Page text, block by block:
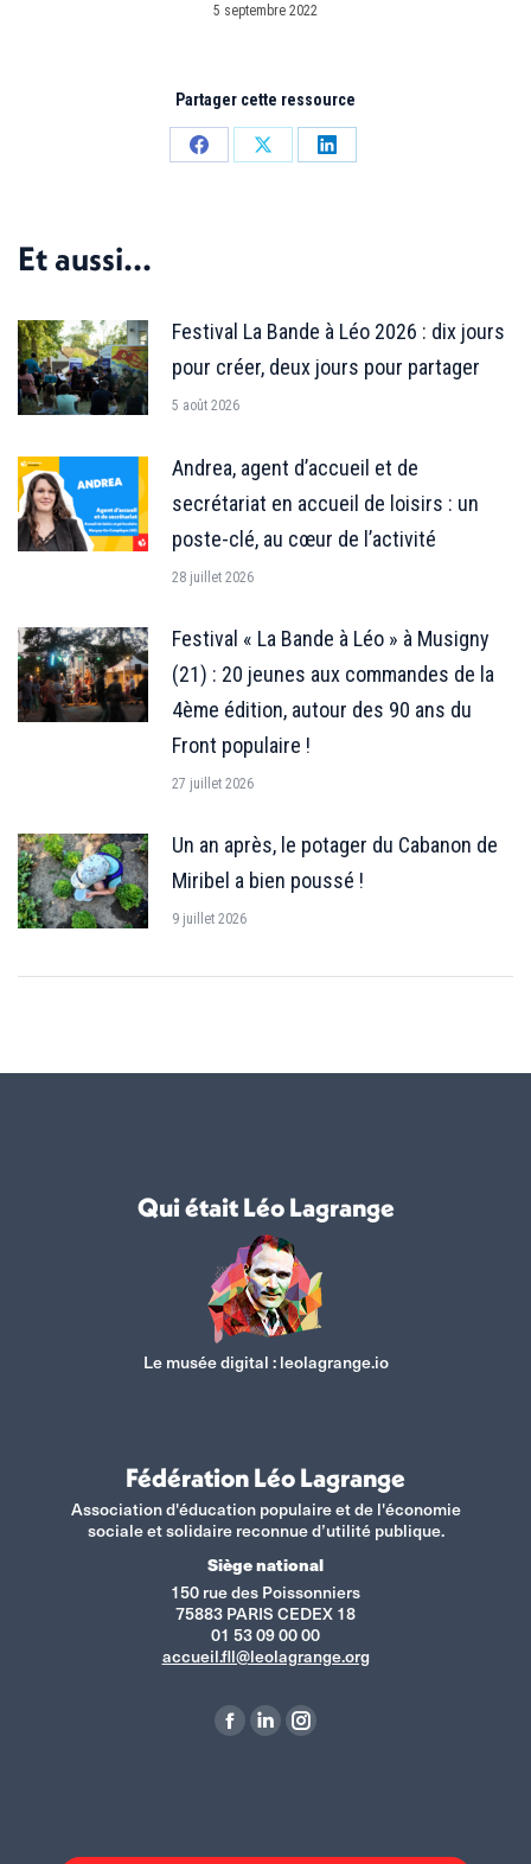
5 septembre 2022
Partager cette ressource
PartagerPartagerPartager
Et aussi...
Festival La Bande à Léo 2026 : dix jours
pour créer, deux jours pour partager
5 août 2026
Andrea, agent d’accueil et de
secrétariat en accueil de loisirs : un
poste-clé, au cœur de l’activité
28 juillet 2026
Festival « La Bande à Léo » à Musigny
(21) : 20 jeunes aux commandes de la
4ème édition, autour des 90 ans du
Front populaire !
27 juillet 2026
Un an après, le potager du Cabanon de
Miribel a bien poussé !
9 juillet 2026
Qui était Léo Lagrange
Le musée digital :leolagrange.io
Fédération Léo Lagrange
Association d'éducation populaire et de l'économie
sociale et solidaire reconnue d’utilité publique.
Siège national
150 rue des Poissonniers
75883 PARIS CEDEX 18
01 53 09 00 00
accueil.fll@leolagrange.org
La
dans
La
dans
La
dans